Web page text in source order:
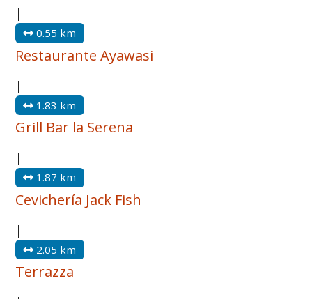
|
0.55 km
Restaurante Ayawasi
|
1.83 km
Grill Bar la Serena
|
1.87 km
Cevichería Jack Fish
|
2.05 km
Terrazza